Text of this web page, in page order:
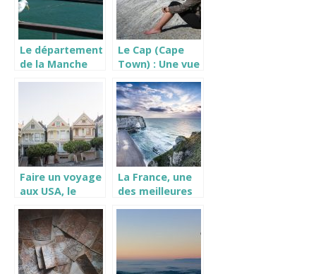
Le département
de la Manche
Le Cap (Cape
Town) : Une vue
depuis le
téléphérique
Faire un voyage
aux USA, le
La France, une
des meilleures